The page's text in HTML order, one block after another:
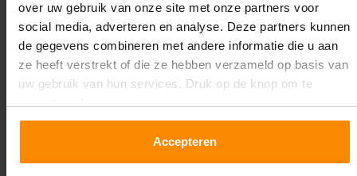
over uw gebruik van onze site met onze partners voor
social media, adverteren en analyse. Deze partners kunnen
de gegevens combineren met andere informatie die u aan
ze heeft verstrekt of die ze hebben verzameld op basis van
uw gebruik van hun services. Druk op de knop om te
Accepteren
draagkrachten? Speciale uitvoeringen? Onze
experts werken het graag uit! Maatwerk is onze